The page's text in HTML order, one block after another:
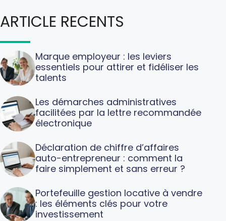
ARTICLE RECENTS
Marque employeur : les leviers
essentiels pour attirer et fidéliser les
talents
Les démarches administratives
facilitées par la lettre recommandée
électronique
Déclaration de chiffre d’affaires
auto-entrepreneur : comment la
faire simplement et sans erreur ?
Portefeuille gestion locative à vendre
: les éléments clés pour votre
investissement